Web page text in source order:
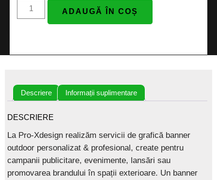
ADAUGĂ ÎN COȘ
Descriere Informații suplimentare
DESCRIERE
La Pro-Xdesign realizăm servicii de grafică banner
outdoor personalizat & profesional, create pentru
campanii publicitare, evenimente, lansări sau
promovarea brandului în spații exterioare. Un banner